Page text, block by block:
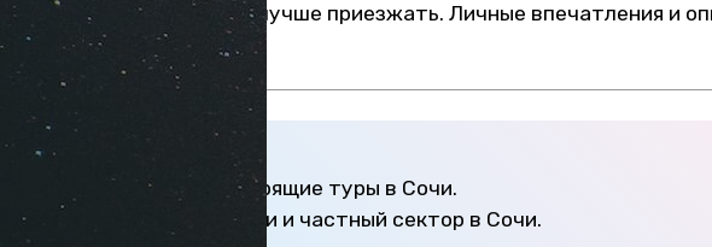
готовым и в какой месяц лучше приезжать. Личные впечатления и
заметку!
Травелата
— горящие туры в Сочи.
— отели и частный сектор в Сочи.